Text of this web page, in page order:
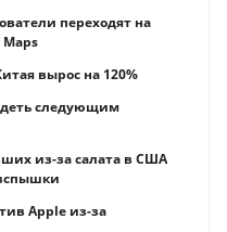
переходят на
Maps
вырос на 120%
следующим
из-за салата в США
Apple из-за